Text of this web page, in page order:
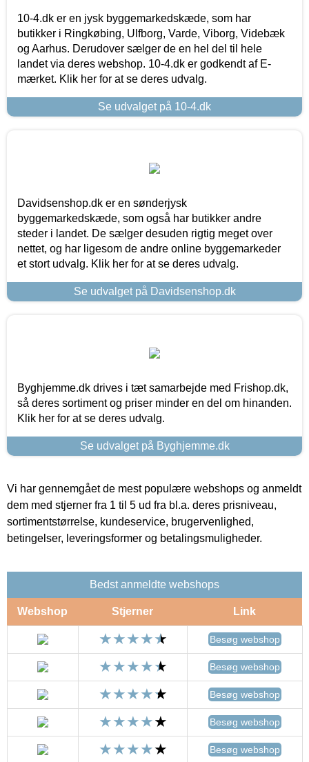
10-4.dk er en jysk byggemarkedskæde, som har
butikker i Ringkøbing, Ulfborg, Varde, Viborg, Videbæk
og Aarhus. Derudover sælger de en hel del til hele
landet via deres webshop. 10-4.dk er godkendt af E-
mærket. Klik her for at se deres udvalg.
Se udvalget på 10-4.dk
Davidsenshop.dk er en sønderjysk
byggemarkedskæde, som også har butikker andre
steder i landet. De sælger desuden rigtig meget over
nettet, og har ligesom de andre online byggemarkeder
et stort udvalg. Klik her for at se deres udvalg.
Se udvalget på Davidsenshop.dk
Byghjemme.dk drives i tæt samarbejde med Frishop.dk,
så deres sortiment og priser minder en del om hinanden.
Klik her for at se deres udvalg.
Se udvalget på Byghjemme.dk
Vi har gennemgået de mest populære webshops og anmeldt
dem med stjerner fra 1 til 5 ud fra bl.a. deres prisniveau,
sortimentstørrelse, kundeservice, brugervenlighed,
betingelser, leveringsformer og betalingsmuligheder.
Bedst anmeldte webshops
Webshop Stjerner Link
Besøg webshop
Besøg webshop
Besøg webshop
Besøg webshop
Besøg webshop